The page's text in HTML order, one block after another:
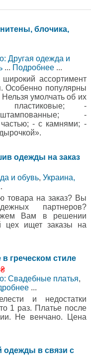
блочика,
Другая одежда и
... Подробнее ...
ассортимент
Особенно популярны
умолчать об их
пластиковые; -
-
- с камнями; -
одежды на заказ
и обувь, Украина,
товара на заказ? Вы
партнеров?
Вам в решении
ищет заказы на
греческом стиле
Свадебные платья,
...
и недостатки
1 раз. Платье после
Не венчано. Цена
одежды в связи с